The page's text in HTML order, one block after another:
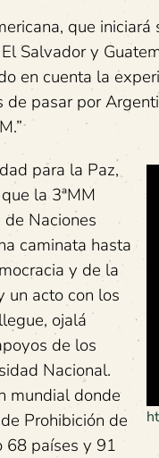
que
Salvador y
en cuenta la
pasar por
para la Paz,
la 3ªMM
Naciones
caminata hasta
y de la
un acto con los
ojalá
de los
Nacional.
mundial donde
Prohibición de
68 países y 91